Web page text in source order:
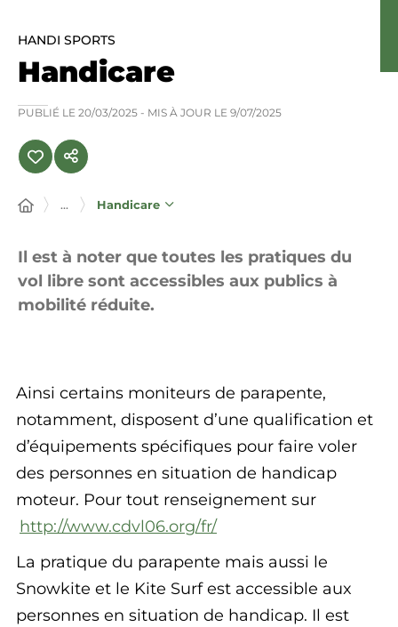
HANDI SPORTS
Handicare
PUBLIÉ LE 20/03/2025 - MIS À JOUR LE 9/07/2025
... Handicare
Il est à noter que toutes les pratiques du
vol libre sont accessibles aux publics à
mobilité réduite.
Ainsi certains moniteurs de parapente,
notamment, disposent d’une qualification et
d’équipements spécifiques pour faire voler
des personnes en situation de handicap
moteur. Pour tout renseignement sur
http://www.cdvl06.org/fr/
La pratique du parapente mais aussi le
Snowkite et le Kite Surf est accessible aux
personnes en situation de handicap. Il est